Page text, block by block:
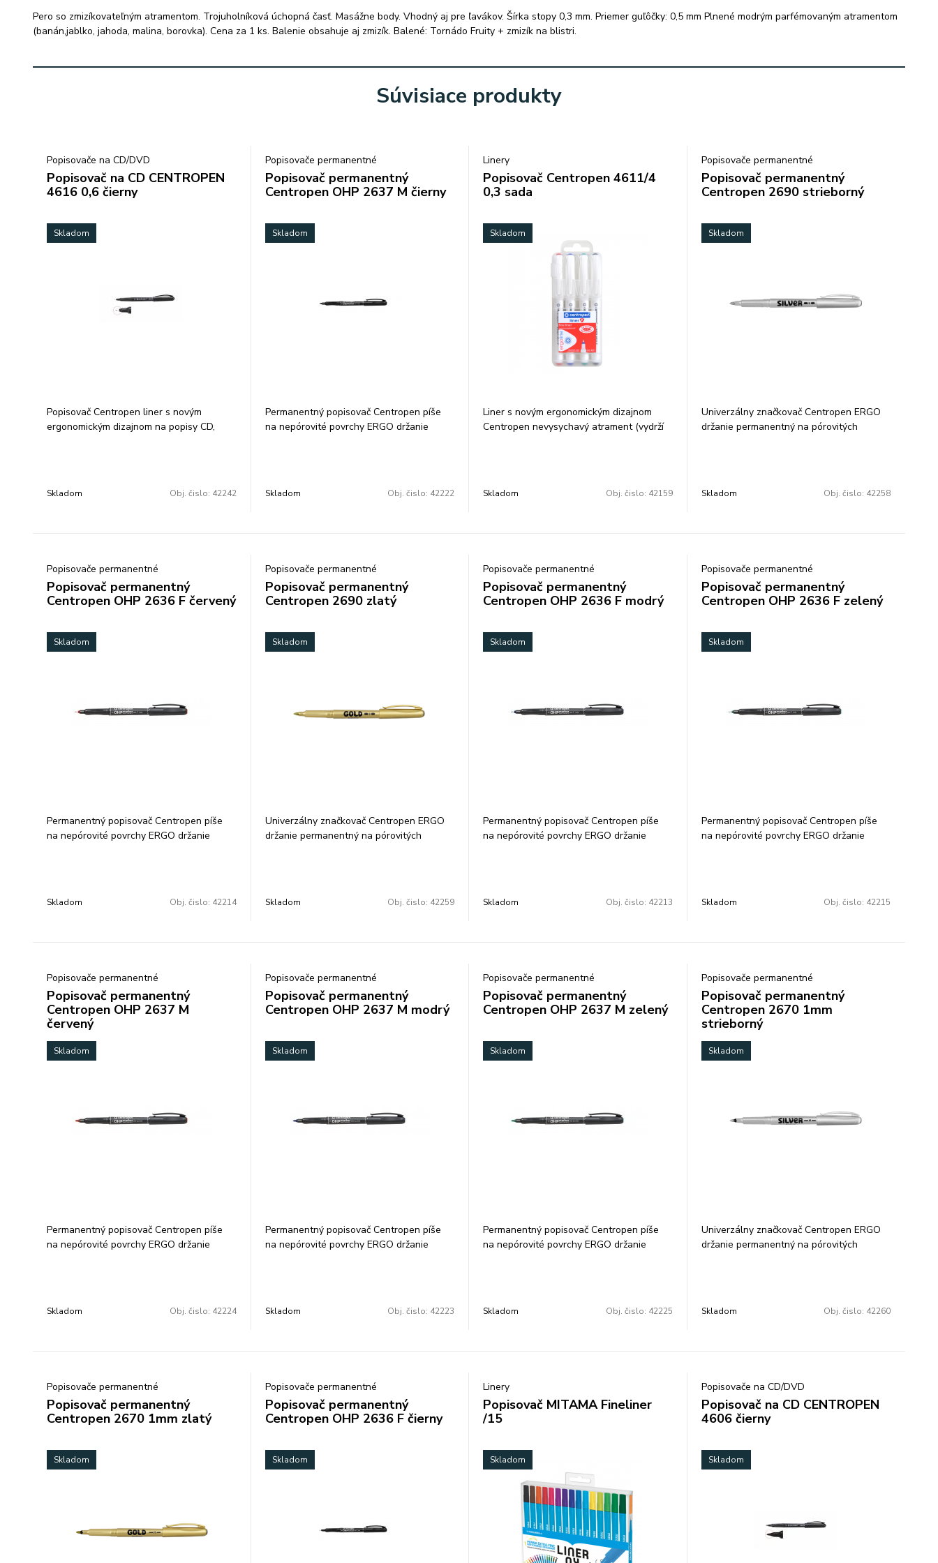
Pero so zmizíkovateľným atramentom. Trojuholníková úchopná časť. Masážne body. Vhodný aj pre ľavákov. Šírka stopy 0,3 mm. Priemer guľôčky: 0,5 mm Plnené modrým parfémovaným atramentom
(banán,jablko, jahoda, malina, borovka). Cena za 1 ks. Balenie obsahuje aj zmizík. Balené: Tornádo Fruity + zmizík na blistri.
Súvisiace produkty
Popisovače na CD/DVD
Popisovač na CD CENTROPEN
4616 0,6 čierny
Skladom
Popisovač Centropen liner s novým
ergonomickým dizajnom na popisy CD,
Skladom Obj. čislo: 42242
Popisovače permanentné
Popisovač permanentný
Centropen OHP 2637 M čierny
Skladom
Permanentný popisovač Centropen píše
na nepórovité povrchy ERGO držanie
Skladom Obj. čislo: 42222
Linery
Popisovač Centropen 4611/4
0,3 sada
Skladom
Liner s novým ergonomickým dizajnom
Centropen nevysychavý atrament (vydrží
za 1 súpravu
Skladom Obj. čislo: 42159
Popisovače permanentné
Popisovač permanentný
Centropen 2690 strieborný
Skladom
Univerzálny značkovač Centropen ERGO
držanie permanentný na pórovitých
Skladom Obj. čislo: 42258
Popisovače permanentné
Popisovač permanentný
Centropen OHP 2636 F červený
Skladom
Permanentný popisovač Centropen píše
na nepórovité povrchy ERGO držanie
Skladom Obj. čislo: 42214
Popisovače permanentné
Popisovač permanentný
Centropen 2690 zlatý
Skladom
Univerzálny značkovač Centropen ERGO
držanie permanentný na pórovitých
Skladom Obj. čislo: 42259
Popisovače permanentné
Popisovač permanentný
Centropen OHP 2636 F modrý
Skladom
Permanentný popisovač Centropen píše
na nepórovité povrchy ERGO držanie
Skladom Obj. čislo: 42213
Popisovače permanentné
Popisovač permanentný
Centropen OHP 2636 F zelený
Skladom
Permanentný popisovač Centropen píše
na nepórovité povrchy ERGO držanie
Skladom Obj. čislo: 42215
Popisovače permanentné
Popisovač permanentný
Centropen OHP 2637 M
červený
Skladom
Permanentný popisovač Centropen píše
na nepórovité povrchy ERGO držanie
Skladom Obj. čislo: 42224
Popisovače permanentné
Popisovač permanentný
Centropen OHP 2637 M modrý
Skladom
Permanentný popisovač Centropen píše
na nepórovité povrchy ERGO držanie
Skladom Obj. čislo: 42223
Popisovače permanentné
Popisovač permanentný
Centropen OHP 2637 M zelený
Skladom
Permanentný popisovač Centropen píše
na nepórovité povrchy ERGO držanie
Skladom Obj. čislo: 42225
Popisovače permanentné
Popisovač permanentný
Centropen 2670 1mm
strieborný
Skladom
Univerzálny značkovač Centropen ERGO
držanie permanentný na pórovitých
Skladom Obj. čislo: 42260
Popisovače permanentné
Popisovač permanentný
Centropen 2670 1mm zlatý
Skladom
Popisovače permanentné
Popisovač permanentný
Centropen OHP 2636 F čierny
Skladom
Linery
Popisovač MITAMA Fineliner
/15
Skladom
Popisovače na CD/DVD
Popisovač na CD CENTROPEN
4606 čierny
Skladom